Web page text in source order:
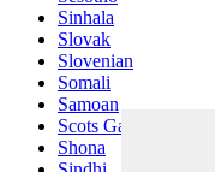
Sinhala
Slovak
Slovenian
Somali
Samoan
Scots Gaelic
Shona